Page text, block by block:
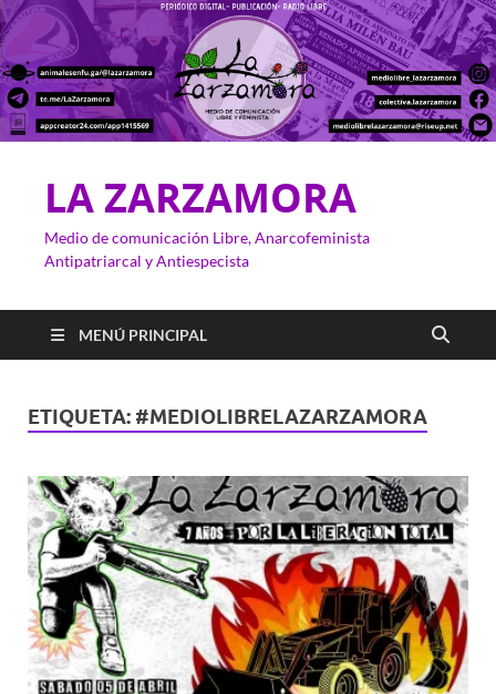
LA ZARZAMORA
Medio de comunicación Libre, Anarcofeminista
Antipatriarcal y Antiespecista
MENÚ PRINCIPAL
ETIQUETA: #MEDIOLIBRELAZARZAMORA